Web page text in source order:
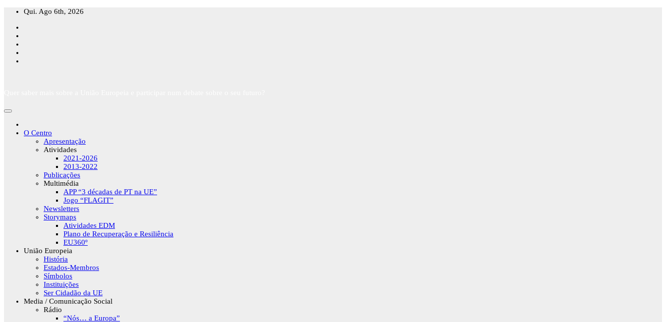
Skip
content
Qui. Ago 6th, 2026
O Centro
Apresentação
Atividades
2021-2026
2013-2022
Publicações
Multimédia
APP “3 décadas de PT na UE”
Jogo “FLAGIT”
Newsletters
Storymaps
Atividades EDM
Plano de Recuperação e Resiliência
EU360º
União Europeia
História
Estados-Membros
Símbolos
Instituições
Ser Cidadão da UE
Media / Comunicação Social
Rádio
“Nós… a Europa”